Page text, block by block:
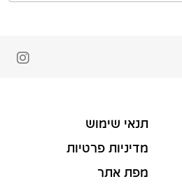
תנאי שימוש
מדיניות פרטיות
מפת אתר